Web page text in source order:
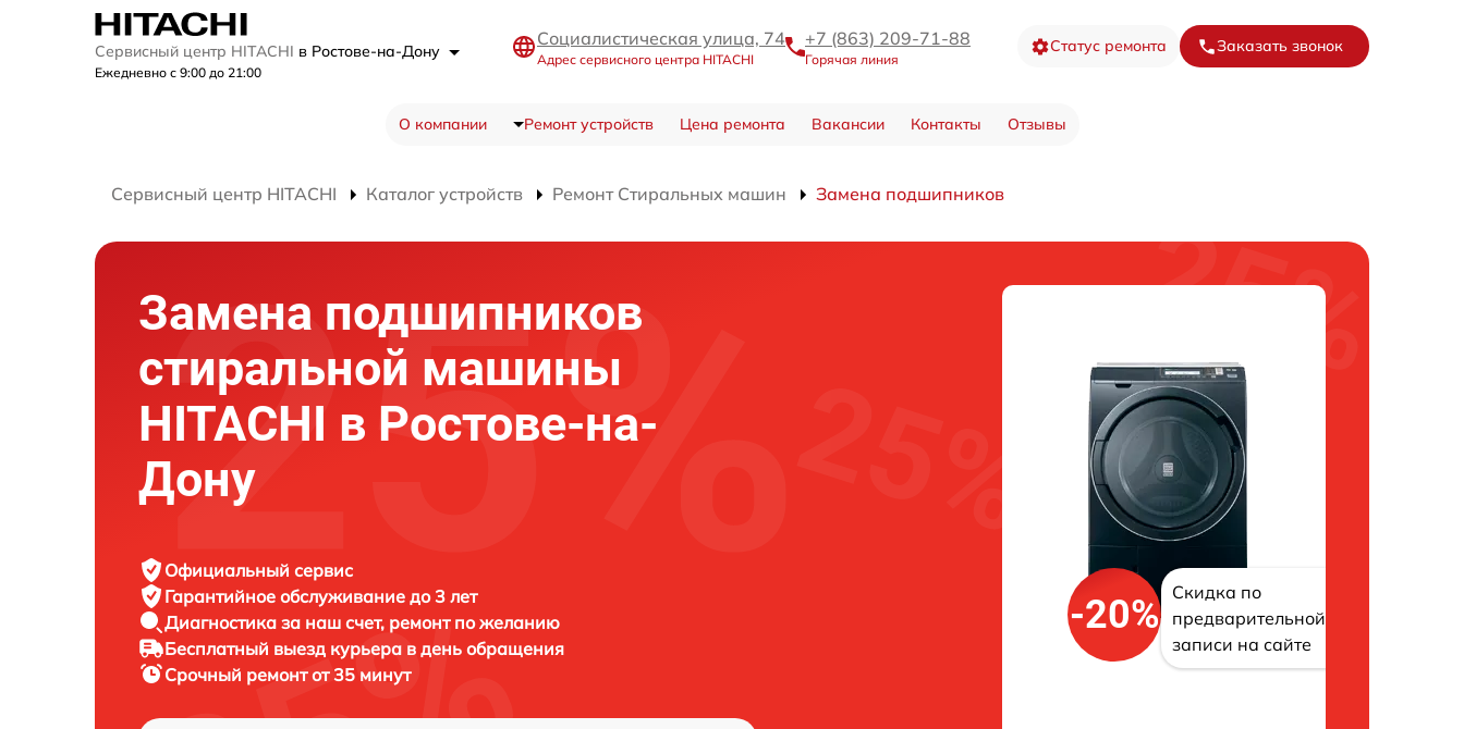
Сервисный центр HITACHI в Ростове-на-Дону
Ежедневно с 9:00 до 21:00
Социалистическая улица, 74
Адрес сервисного центра HITACHI
+7 (863) 209-71-88
Горячая линия
Статус ремонта Заказать звонок
О компании Ремонт устройств Цена ремонта Вакансии Контакты Отзывы
Сервисный центр HITACHI Каталог устройств Ремонт Стиральных машин Замена подшипников
Замена подшипников
стиральной машины
HITACHI в Ростове-на-
Дону
Официальный сервис
Гарантийное обслуживание до 3 лет
Диагностика за наш счет, ремонт по желанию
Бесплатный выезд курьера в день обращения
Срочный ремонтот 35 минут
-20%
Скидка по
предварительной
записи на сайте